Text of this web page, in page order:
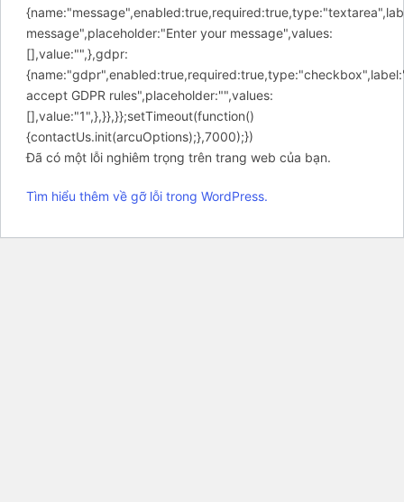
message",placeholder:"Enter your message",values:
[],value:"",},gdpr:
accept GDPR rules",placeholder:"",values:
[],value:"1",},}},}};setTimeout(function()
{contactUs.init(arcuOptions);},7000);})
Đã có một lỗi nghiêm trọng trên trang web của bạn.
Tìm hiểu thêm về gỡ lỗi trong WordPress.